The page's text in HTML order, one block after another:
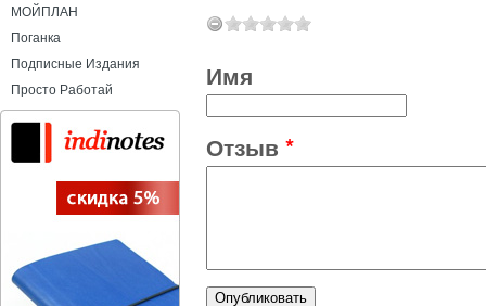
МОЙПЛАН
Поганка
Подписные Издания
Просто Работай
Имя
Отзыв *